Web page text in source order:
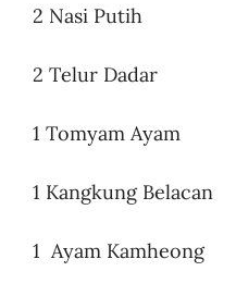
2 Nasi Putih
2 Telur Dadar
1 Tomyam Ayam
1 Kangkung Belacan
1 Ayam Kamheong